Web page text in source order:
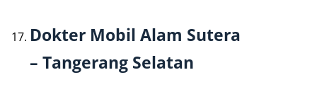
Dokter Mobil Alam Sutera
– Tangerang Selatan